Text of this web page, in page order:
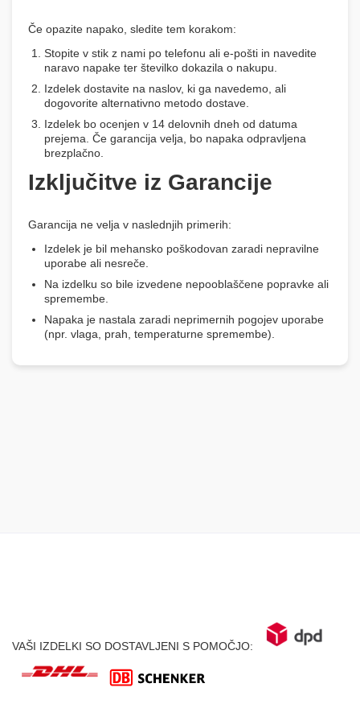
Če opazite napako, sledite tem korakom:
Stopite v stik z nami po telefonu ali e-pošti in navedite
naravo napake ter številko dokazila o nakupu.
Izdelek dostavite na naslov, ki ga navedemo, ali
dogovorite alternativno metodo dostave.
Izdelek bo ocenjen v 14 delovnih dneh od datuma
prejema. Če garancija velja, bo napaka odpravljena
brezplačno.
Izključitve iz Garancije
Garancija ne velja v naslednjih primerih:
Izdelek je bil mehansko poškodovan zaradi nepravilne
uporabe ali nesreče.
Na izdelku so bile izvedene nepooblaščene popravke ali
spremembe.
Napaka je nastala zaradi neprimernih pogojev uporabe
(npr. vlaga, prah, temperaturne spremembe).
VAŠI IZDELKI SO DOSTAVLJENI S POMOČJO: